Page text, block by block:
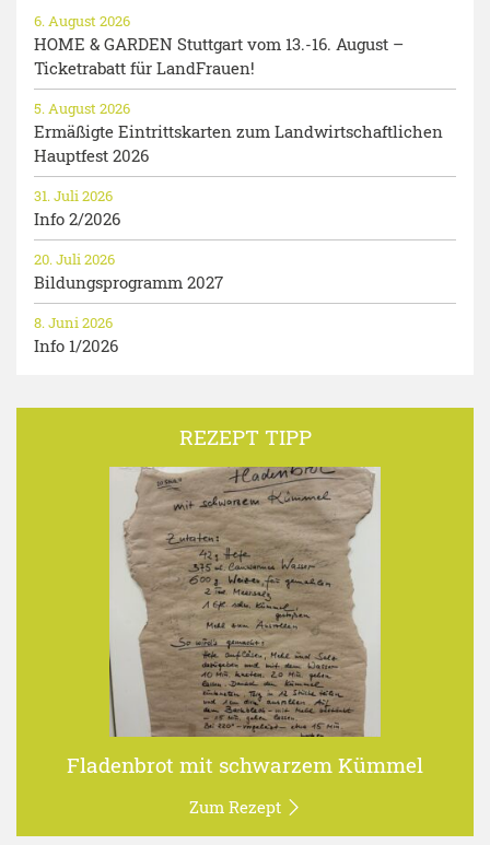
HOME & GARDEN Stuttgart vom 13.-16. August –
Ticketrabatt für LandFrauen!
6. August 2026
Ermäßigte Eintrittskarten zum Landwirtschaftlichen
Hauptfest 2026
5. August 2026
Info 2/2026
31. Juli 2026
Bildungsprogramm 2027
20. Juli 2026
Info 1/2026
8. Juni 2026
REZEPT TIPP
Fladenbrot mit schwarzem Kümmel
Zum Rezept